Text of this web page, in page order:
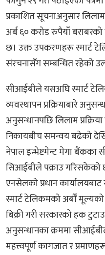
प्रकाशित सूचनाअनुसार
अर्ब ६० करोड रुपैयाँ
छ। उक्त उपकरणहरू स्मार्ट
संरचनासँग सम्बन्धित रहेको
सीआईबीले यसअघि स्मार्ट
व्यवस्थापन प्रक्रियाबारे
अनुसन्धानपछि लिलाम प्रक्रिया
निकायबीच समन्वय बढेको
नेपाल इन्भेष्टमेन्ट मेगा बैंकका
सिआईबीले पक्राउ गरिसकेको
एनसेलको प्रधान
स्मार्ट टेलिकमको अर्बौँ
बिक्री गरी सरकारको हक
अनुसन्धानका क्रममा
महत्त्वपूर्ण कागजात र